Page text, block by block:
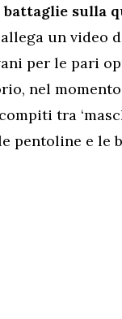
sulla
un video
per le pari
nel
tra
pentoline e le